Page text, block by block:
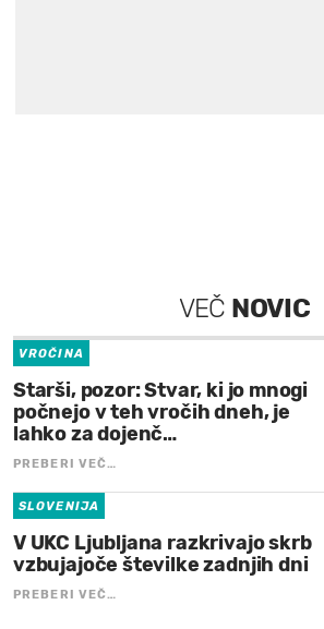
VEČ NOVIC
VROČINA
Starši, pozor: Stvar, ki jo mnogi
počnejo v teh vročih dneh, je
lahko za dojenč…
PREBERI VEČ…
SLOVENIJA
V UKC Ljubljana razkrivajo skrb
vzbujajoče številke zadnjih dni
PREBERI VEČ…